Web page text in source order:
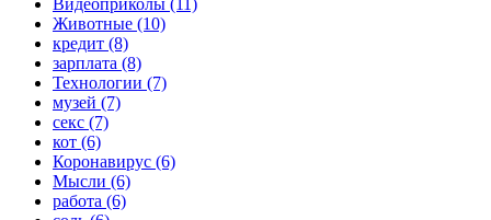
Животные (10)
кредит (8)
зарплата (8)
Технологии (7)
музей (7)
секс (7)
кот (6)
Коронавирус (6)
Мысли (6)
работа (6)